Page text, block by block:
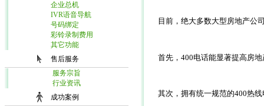
企业总机
IVR语音导航
号码绑定
彩铃录制费用
其它功能
售后服务
服务宗旨
行业资讯
成功案例
目前，绝大多数大型房地产公司
首先，400电话能显著提高房地
其次，拥有统一规范的400热线